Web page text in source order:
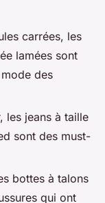
carrées, les
lamées sont
des
les jeans à taille
sont des must-
bottes à talons
qui ont